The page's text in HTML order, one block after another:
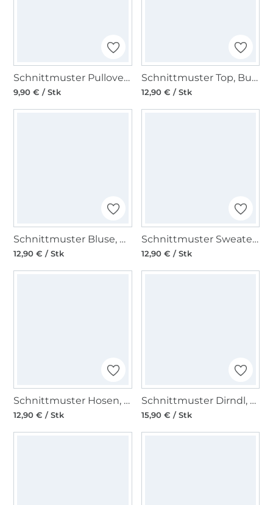
Schnittmuster Pullover, Burda 6151
9,90 € / Stk
Schnittmuster Top, Burda 6201
12,90 € / Stk
Schnittmuster Bluse, Burda 6278
12,90 € / Stk
Schnittmuster Sweater, Burda 6296
12,90 € / Stk
Schnittmuster Hosen, Burda 6250
12,90 € / Stk
Schnittmuster Dirndl, Burda 6268
15,90 € / Stk